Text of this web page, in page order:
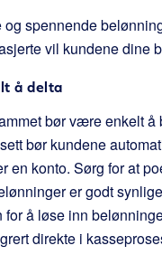
og spennende
vil kundene dine
å delta
bør være enkelt å
bør kundene
en konto. Sørg for at
er godt
for å løse inn
direkte i